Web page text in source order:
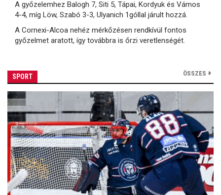
A győzelemhez Balogh 7, Siti 5, Tápai, Kordyuk és Vámos
4-4, míg Löw, Szabó 3-3, Ulyanich 1góllal járult hozzá.
A Cornexi-Alcoa nehéz mérkőzésen rendkívül fontos
győzelmet aratott, így továbbra is őrzi veretlenségét.
SPORT ÖSSZES